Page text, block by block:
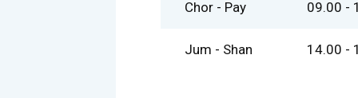
Chor - Pay 09.00 -
Jum - Shan 14.00 -